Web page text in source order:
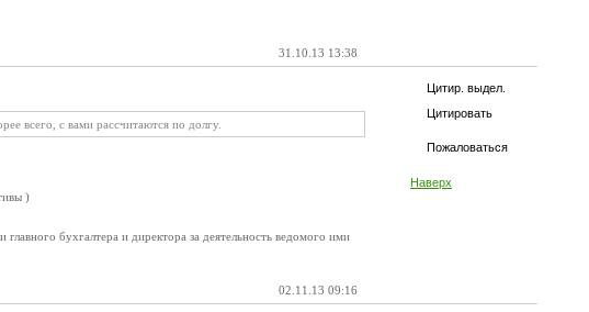
31.10.13 13:38
Цитир. выдел.
Цитировать
Пожаловаться
Наверх
всего, с вами рассчитаются по долгу.
)
бухгалтера и директора за деятельность ведомого ими
02.11.13 09:16